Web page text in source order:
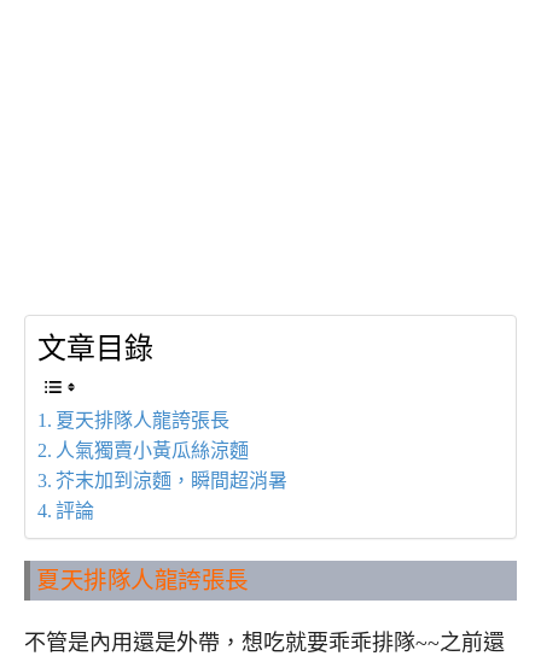
文章目錄
夏天排隊人龍誇張長
人氣獨賣小黃瓜絲涼麵
芥末加到涼麵，瞬間超消暑
評論
夏天排隊人龍誇張長
不管是內用還是外帶，想吃就要乖乖排隊~~之前還